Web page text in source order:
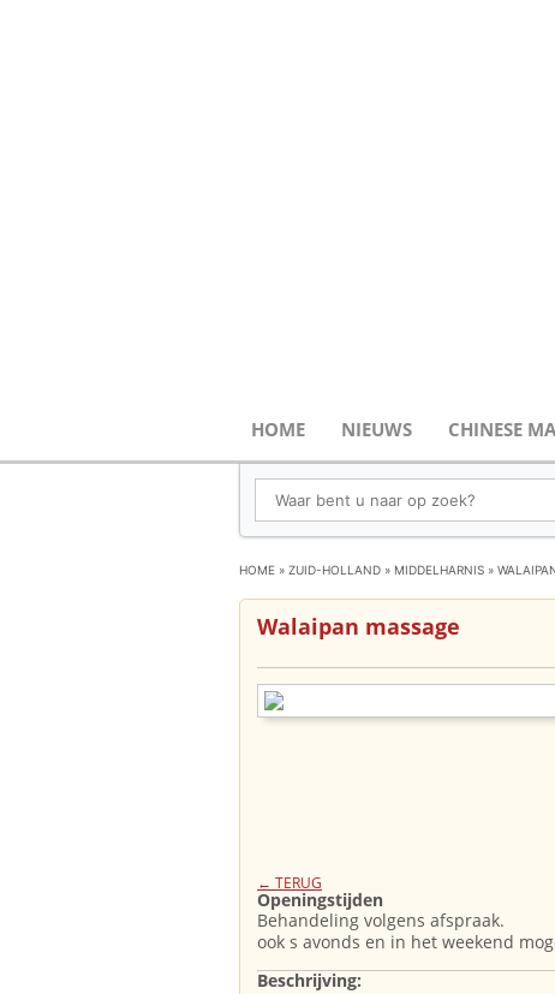
HOME NIEUWS CHINESE
HOME » ZUID-HOLLAND » MIDDELHARNIS »
Walaipan massage
← TERUG
Openingstijden
Behandeling volgens afspraak.
ook s avonds en in het weekend
Beschrijving: